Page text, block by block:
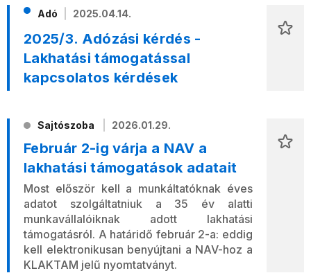
Adó 2025.04.14.
2025/3. Adózási kérdés -
Lakhatási támogatással
kapcsolatos kérdések
Sajtószoba 2026.01.29.
Február 2-ig várja a NAV a
lakhatási támogatások adatait
Most először kell a munkáltatóknak éves
adatot szolgáltatniuk a 35 év alatti
munkavállalóiknak adott lakhatási
támogatásról. A határidő február 2-a: eddig
kell elektronikusan benyújtani a NAV-hoz a
KLAKTAM jelű nyomtatványt.